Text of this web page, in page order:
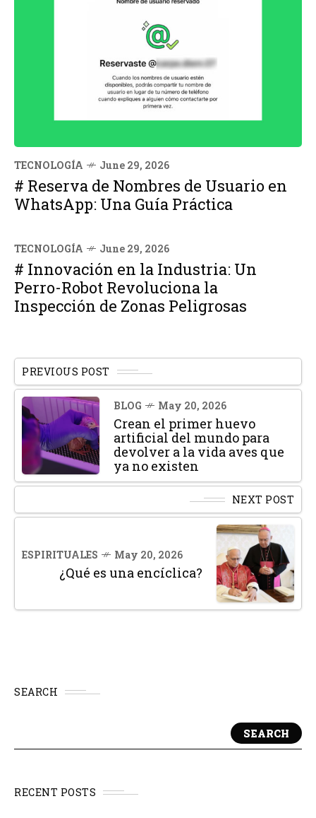
TECNOLOGÍA June 29, 2026
# Reserva de Nombres de Usuario en
WhatsApp: Una Guía Práctica
TECNOLOGÍA June 29, 2026
# Innovación en la Industria: Un
Perro-Robot Revoluciona la
Inspección de Zonas Peligrosas
PREVIOUS POST
BLOG May 20, 2026
Crean el primer huevo
artificial del mundo para
devolver a la vida aves que
ya no existen
NEXT POST
ESPIRITUALES May 20, 2026
¿Qué es una encíclica?
SEARCH
SEARCH
RECENT POSTS